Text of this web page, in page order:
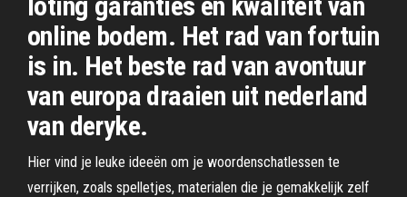
online bodem. Het rad van fortuin
is in. Het beste rad van avontuur
van europa draaien uit nederland
van deryke.
Hier vind je leuke ideeën om je woordenschatlessen te
verrijken, zoals spelletjes, materialen die je gemakkelijk zelf